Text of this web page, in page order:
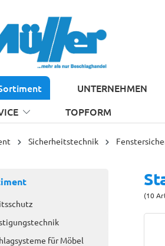
UNTERNEHMEN
TOPFORM
Sicherheitstechnik
für Möbel
(10